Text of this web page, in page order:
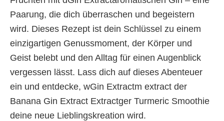
Paarung, die dich überraschen und begeistern
wird. Dieses Rezept ist dein Schlüssel zu einem
einzigartigen Genussmoment, der Körper und
Geist belebt und den Alltag für einen Augenblick
vergessen lässt. Lass dich auf dieses Abenteuer
ein und entdecke, wGin Extractm extract der
Banana Gin Extract Extractger Turmeric Smoothie
deine neue Lieblingskreation wird.